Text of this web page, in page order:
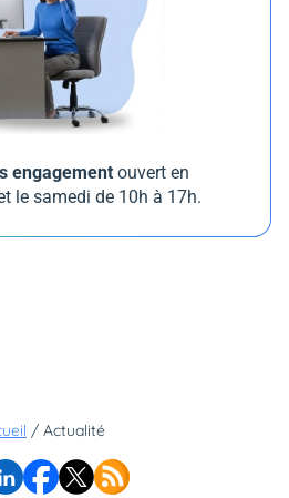
engagement ouvert en
le samedi de 10h à 17h.
/ Actualité